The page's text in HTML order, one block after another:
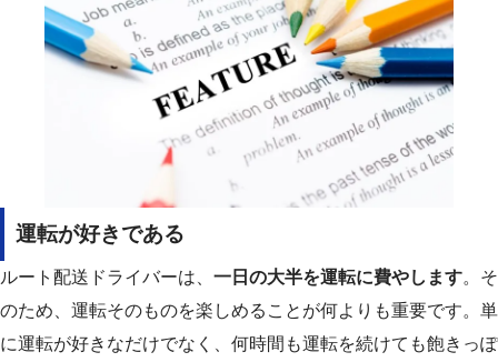
運転が好きである
ルート配送ドライバーは、 一日の大半を運転に費やします。そ
のため、運転そのものを楽しめることが何よりも重要です。 単
に運転が好きなだけでなく、何時間も運転を続けても飽きっぽ